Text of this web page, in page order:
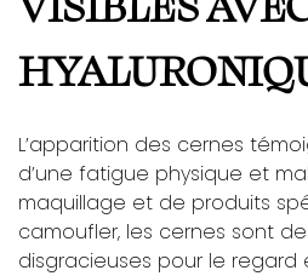
L’apparition des cernes
d’une fatigue physique et
maquillage et de produits
camoufler, les cernes sont
disgracieuses pour le regard